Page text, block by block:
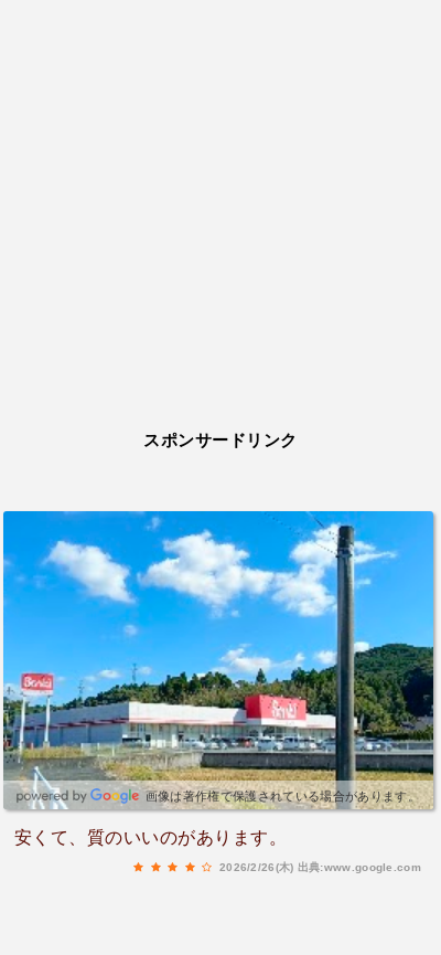
スポンサードリンク
画像は著作権で保護されている場合があります。
安くて、質のいいのがあります。
2026/2/26(木) 出典:www.google.com